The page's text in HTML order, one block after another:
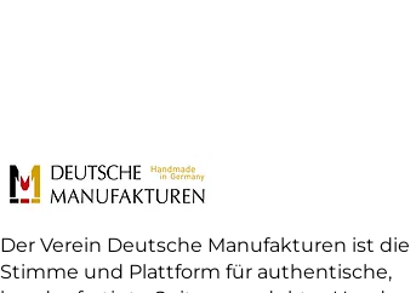
Der Verein Deutsche Manufakturen ist die
Stimme und Plattform für authentische,